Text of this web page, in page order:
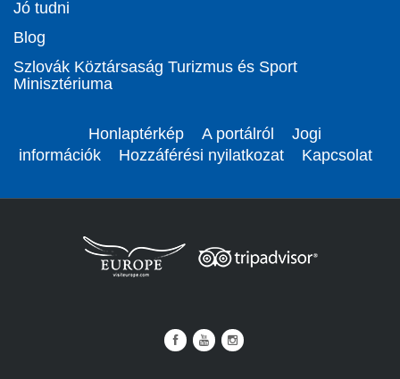
Jó tudni
Blog
Szlovák Köztársaság Turizmus és Sport
Minisztériuma
Honlaptérkép A portálról
Jogi
információk
Hozzáférési nyilatkozat Kapcsolat